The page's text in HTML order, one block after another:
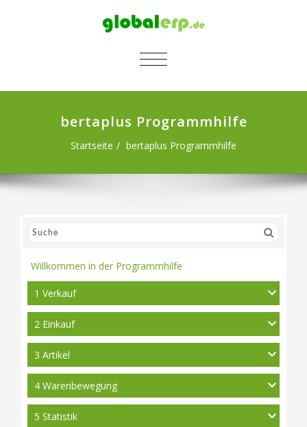
SCHALTE NAVIGATION
bertaplus Programmhilfe
Startseite bertaplus Programmhilfe
Willkommen in der Programmhilfe
1 Verkauf
2 Einkauf
3 Artikel
4 Warenbewegung
5 Statistik